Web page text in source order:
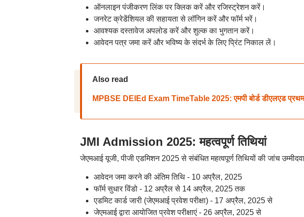
ऑनलाइन पंजीकरण लिंक पर क्लिक करें और रजिस्ट्रेशन करें।
जनरेट क्रेडेंशियल की सहायता से लॉगिन करें और फॉर्म भरें।
आवश्यक दस्तावेज अपलोड करें और शुल्क का भुगतान करें।
आवेदन पत्र जमा करें और भविष्य के संदर्भ के लिए प्रिंट निकाल लें।
Also read
MPBSE DElEd Exam TimeTable 2025: एमपी बोर्ड डीएलएड प्रथम और
JMI Admission 2025: महत्वपूर्ण तिथियां
जेएमआई यूजी, पीजी एडमिशन 2025 से संबंधित महत्वपूर्ण तिथियों की जांच
आवेदन जमा करने की अंतिम तिथि - 10 अप्रैल, 2025
फॉर्म सुधार विंडो - 12 अप्रैल से 14 अप्रैल, 2025 तक
एडमिट कार्ड जारी (जेएमआई प्रवेश परीक्षा) - 17 अप्रैल, 2025 से
जेएमआई द्वारा आयोजित प्रवेश परीक्षाएं - 26 अप्रैल, 2025 से